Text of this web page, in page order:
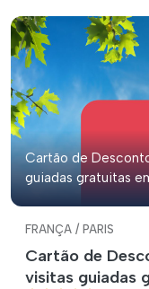
Cartão de
guiadas gratuitas
FRANÇA / PARIS
Cartão de
visitas guiadas